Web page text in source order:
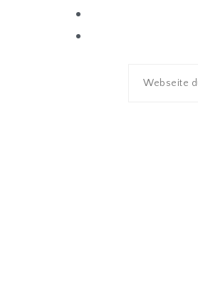
Webseite